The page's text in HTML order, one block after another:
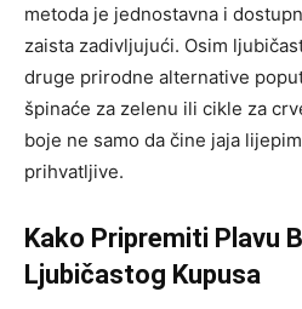
metoda je jednostavna i
zaista zadivljujući. Osim
druge prirodne alternative
špinaće za zelenu ili cikle za
boje ne samo da čine jaja
prihvatljive.
Kako Pripremiti Plavu
Ljubičastog Kupusa